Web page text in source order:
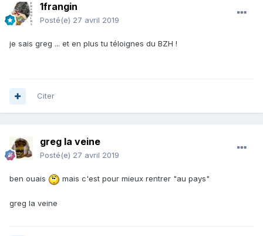
1frangin
Posté(e) 27 avril 2019
je sais greg ... et en plus tu téloignes du BZH !
Citer
greg la veine
Posté(e) 27 avril 2019
ben ouais mais c'est pour mieux rentrer "au pays"
greg la veine